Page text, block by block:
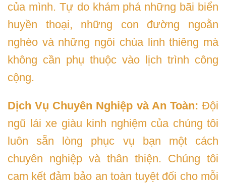
của mình. Tự do khám phá những bãi biển
huyền thoại, những con đường ngoằn
nghèo và những ngôi chùa linh thiêng mà
không cần phụ thuộc vào lịch trình công
cộng.
Dịch Vụ Chuyên Nghiệp và An Toàn: Đội
ngũ lái xe giàu kinh nghiệm của chúng tôi
luôn sẵn lòng phục vụ bạn một cách
chuyên nghiệp và thân thiện. Chúng tôi
cam kết đảm bảo an toàn tuyệt đối cho mỗi